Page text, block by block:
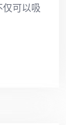
可以吸